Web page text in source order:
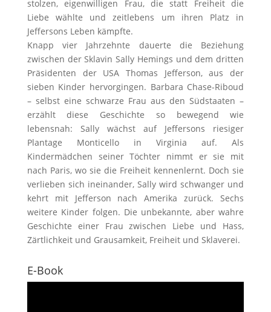
stolzen, eigenwilligen Frau, die statt Freiheit die
Liebe wählte und zeitlebens um ihren Platz in
Jeffersons Leben kämpfte.
Knapp vier Jahrzehnte dauerte die Beziehung
zwischen der Sklavin Sally Hemings und dem dritten
Präsidenten der USA Thomas Jefferson, aus der
sieben Kinder hervorgingen. Barbara Chase-Riboud
– selbst eine schwarze Frau aus den Südstaaten –
erzählt diese Geschichte so bewegend wie
lebensnah: Sally wächst auf Jeffersons riesiger
Plantage Monticello in Virginia auf. Als
Kindermädchen seiner Töchter nimmt er sie mit
nach Paris, wo sie die Freiheit kennenlernt. Doch sie
verlieben sich ineinander, Sally wird schwanger und
kehrt mit Jefferson nach Amerika zurück. Sechs
weitere Kinder folgen. Die unbekannte, aber wahre
Geschichte einer Frau zwischen Liebe und Hass,
Zärtlichkeit und Grausamkeit, Freiheit und Sklaverei.
E-Book